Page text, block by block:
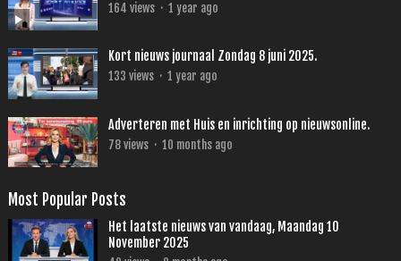
164 views · 1 year ago
Kort nieuws journaal Zondag 8 juni 2025.
133 views · 1 year ago
Adverteren met Huis en inrichting op nieuwsonline.
78views · 10 months ago
Most Popular Posts
Het laatste nieuws van vandaag, Maandag 10
November 2025